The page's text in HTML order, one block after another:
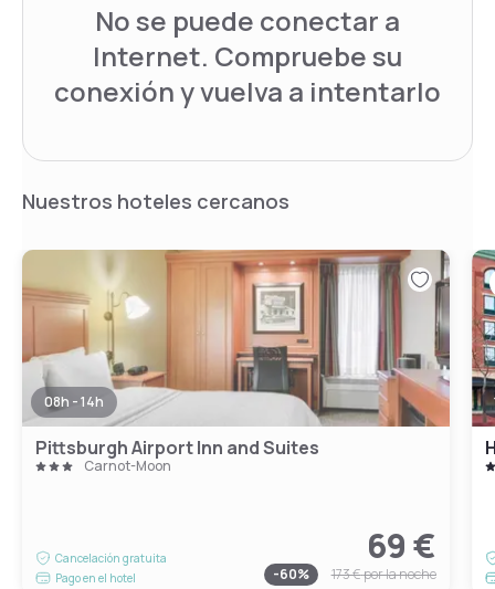
No se puede conectar a
Internet. Compruebe su
conexión y vuelva a intentarlo
Nuestros hoteles cercanos
08h - 14h
Pittsburgh Airport Inn and Suites
Carnot-Moon
Cancelación gratuita
Pago en el hotel
69 €
-60% 173 €por la noche